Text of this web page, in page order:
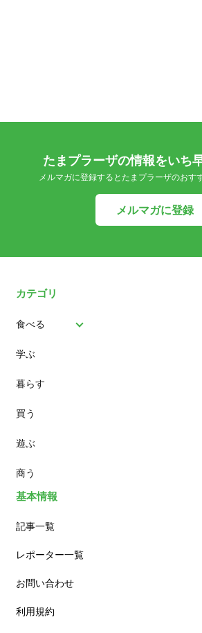
たまプラーザの情報をいち
メルマガに登録するとたまプラーザのおす
メルマガに登録
カテゴリ
食べる
パン
スイーツ
ランチ
カフェ
学ぶ
暮らす
買う
遊ぶ
商う
基本情報
記事一覧
レポーター一覧
お問い合わせ
利用規約